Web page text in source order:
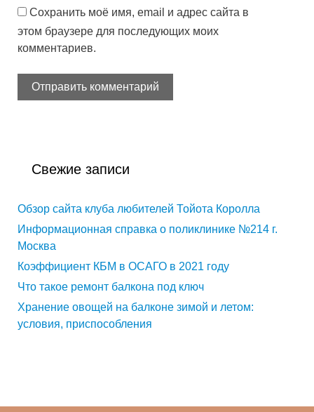
Сохранить моё имя, email и адрес сайта в
этом браузере для последующих моих
комментариев.
Свежие записи
Обзор сайта клуба любителей Тойота Королла
Информационная справка о поликлинике №214 г.
Москва
Коэффициент КБМ в ОСАГО в 2021 году
Что такое ремонт балкона под ключ
Хранение овощей на балконе зимой и летом:
условия, приспособления